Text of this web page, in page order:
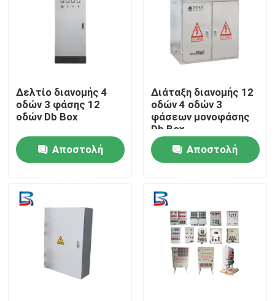
Περίπου εμείς
Γύρος εργοστασίων
Ποιοτικός έλεγχος
Μας ελάτε σε επαφή με
Περιπτώσεις
Ζητήστε ένα απόσπασμα
Δελτίο διανομής 4
οδών 3 φάσης 12
οδών Db Box
Αποστολή
Διάταξη διανομής 12
οδών 4 οδών 3
φάσεων μονοφάσης
Db Box
Αποστολή